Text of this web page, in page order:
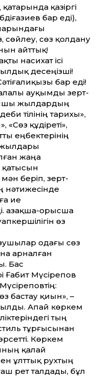
қазіргі
бар еді),
сөйлеу, сөз қолдану
айт­тық!
насихат ісі
десеңізші!
бар еді!
ауқымды зерт­
жылдардың
тілінің тарихы»,
«Сөз құдіреті»,
еңбектерінің
жаңа
қатысын
мән беріп, зерт­
нәтижесінде
ие
Қазақша-орысша
өз
одағы сөз
арналған
Бас
Ғабит Мүсірепов
бастау қиын», –
Апай көркем
тың
тұрғысынан
Көркем
қалай
ұлт­тық рухтың
рет талдады, бұл